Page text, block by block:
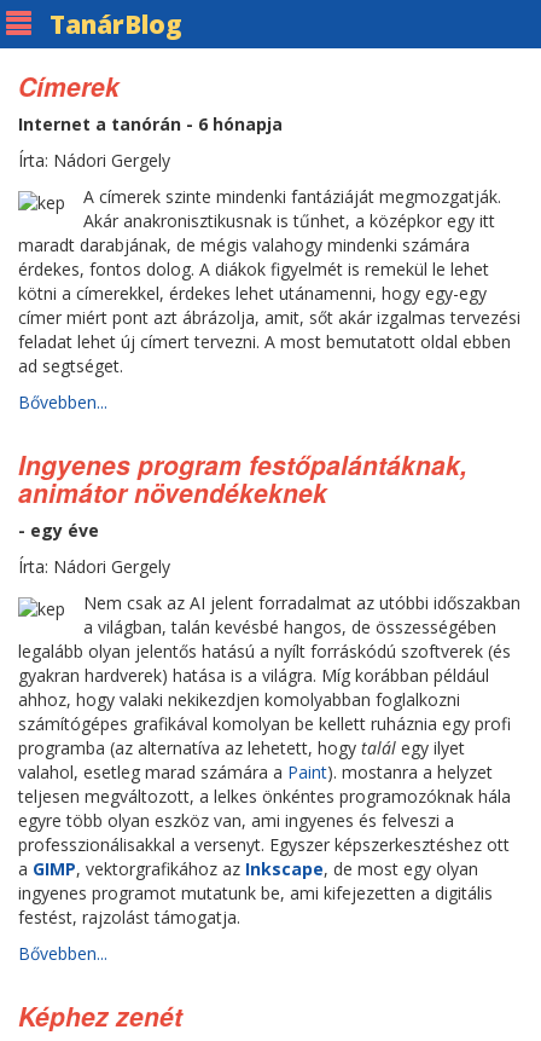
TanárBlog
Címerek
Internet a tanórán - 6 hónapja
Írta: Nádori Gergely
A címerek szinte mindenki fantáziáját megmozgatják.
Akár anakronisztikusnak is tűnhet, a középkor egy itt
maradt darabjának, de mégis valahogy mindenki számára
érdekes, fontos dolog. A diákok figyelmét is remekül le lehet
kötni a címerekkel, érdekes lehet utánamenni, hogy egy-egy
címer miért pont azt ábrázolja, amit, sőt akár izgalmas tervezési
feladat lehet új címert tervezni. A most bemutatott oldal ebben
ad segtséget.
Bővebben...
Ingyenes program festőpalántáknak,
animátor növendékeknek
- egy éve
Írta: Nádori Gergely
Nem csak az AI jelent forradalmat az utóbbi időszakban
a világban, talán kevésbé hangos, de összességében
legalább olyan jelentős hatású a nyílt forráskódú szoftverek (és
gyakran hardverek) hatása is a világra. Míg korábban például
ahhoz, hogy valaki nekikezdjen komolyabban foglalkozni
számítógépes grafikával komolyan be kellett ruháznia egy profi
programba (az alternatíva az lehetett, hogy talál egy ilyet
valahol, esetleg marad számára a Paint). mostanra a helyzet
teljesen megváltozott, a lelkes önkéntes programozóknak hála
egyre több olyan eszköz van, ami ingyenes és felveszi a
professzionálisakkal a versenyt. Egyszer képszerkesztéshez ott
a GIMP, vektorgrafikához az Inkscape, de most egy olyan
ingyenes programot mutatunk be, ami kifejezetten a digitális
festést, rajzolást támogatja.
Bővebben...
Képhez zenét